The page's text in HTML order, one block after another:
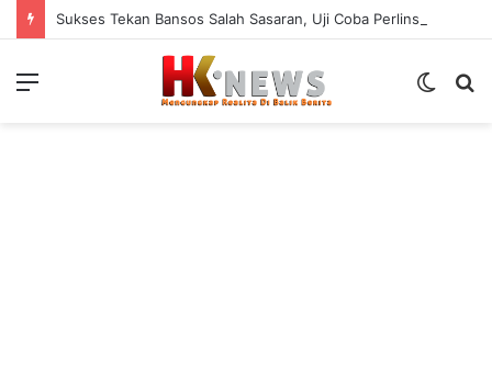
Menu
Switch